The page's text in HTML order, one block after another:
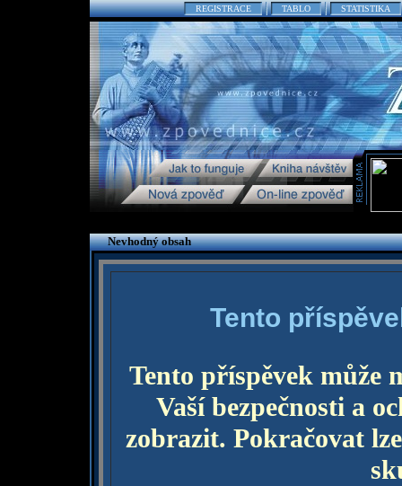
REGISTRACE TABLO STATISTIKA
Nevhodný obsah
Tento
Tento příspěvek může
Vaší bezpečnosti a
zobrazit. Pokračovat